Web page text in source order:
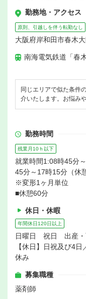
勤務地・アクセス
原則、引越しを伴う転勤なし
大阪府岸和田市春木
南海電気鉄道「春
同じエリアで似た条件
介いたします。お悩み
勤務時間
残業月10ｈ以下
就業時間1:08時45分
45分～17時15分（休
※変形1ヶ月単位
■休憩60分
休日・休暇
年間休日120日以上
日曜日 祝日 出産・
【休日】日祝及び4
休み
募集職種
薬剤師